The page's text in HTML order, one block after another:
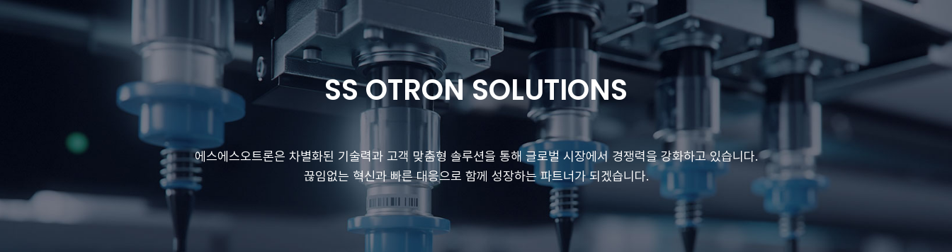
SS OTRON SOLUTIONS
에스에스오트론은 차별화된 기술력과 고객 맞춤형 솔루션을 통해 글로벌 시장에서 경쟁력을 강화하고 있습니다.
끊임없는 혁신과 빠른 대응으로 함께 성장하는 파트너가 되겠습니다.